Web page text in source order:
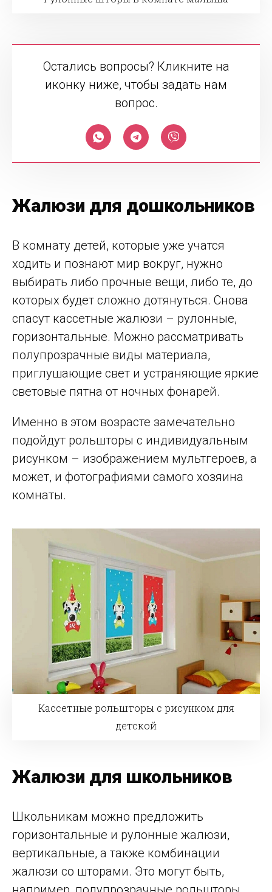
Остались вопросы? Кликните на
иконку ниже, чтобы задать нам
вопрос.
Жалюзи для дошкольников
В комнату детей, которые уже учатся
ходить и познают мир вокруг, нужно
выбирать либо прочные вещи, либо те, до
которых будет сложно дотянуться. Снова
спасут кассетные жалюзи – рулонные,
горизонтальные. Можно рассматривать
полупрозрачные виды материала,
приглушающие свет и устраняющие яркие
световые пятна от ночных фонарей.
Именно в этом возрасте замечательно
подойдут рольшторы с индивидуальным
рисунком – изображением мультгероев, а
может, и фотографиями самого хозяина
комнаты.
Кассетные рольшторы с рисунком для
детской
Жалюзи для школьников
Школьникам можно предложить
горизонтальные и рулонные жалюзи,
вертикальные, а также комбинации
жалюзи со шторами. Это могут быть,